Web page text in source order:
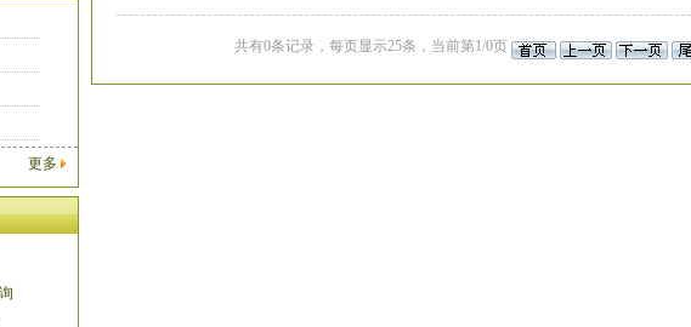
更多
共有0条记录，每页显示25条，当前第1/0页